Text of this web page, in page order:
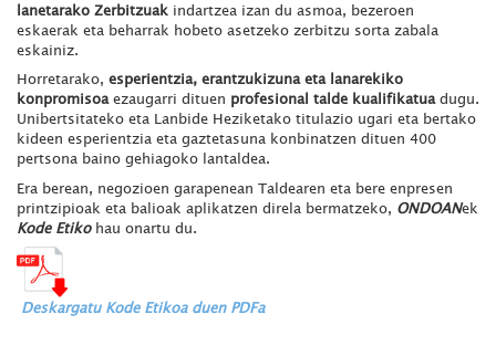
lanetarako Zerbitzuak indartzea izan du asmoa, bezeroen
eskaerak eta beharrak hobeto asetzeko zerbitzu sorta zabala
eskainiz.
Horretarako, esperientzia, erantzukizuna eta lanarekiko
konpromisoaezaugarri dituen profesional talde kualifikatuadugu.
Unibertsitateko eta Lanbide Heziketako titulazio ugari eta bertako
kideen esperientzia eta gaztetasuna konbinatzen dituen 400
pertsona baino gehiagoko lantaldea.
Era berean, negozioen garapenean Taldearen eta bere enpresen
printzipioak eta balioak aplikatzen direla bermatzeko, ONDOANek
Kode Etikohau onartu du.
Deskargatu Kode Etikoa duen PDFa